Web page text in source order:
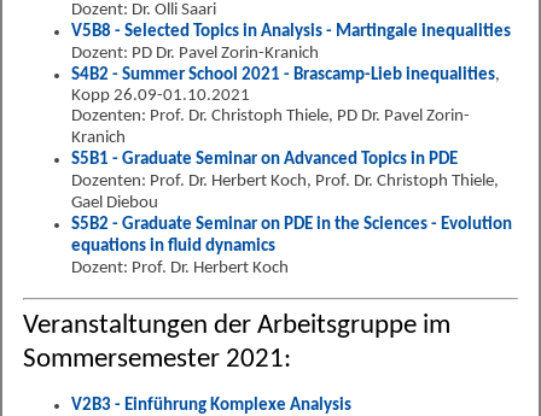
Dozent: Dr. Olli Saari
V5B8 - Selected Topics in Analysis - Martingale inequalities
Dozent: PD Dr. Pavel Zorin-Kranich
S4B2 - Summer School 2021 - Brascamp-Lieb inequalities,
Kopp 26.09-01.10.2021
Dozenten: Prof. Dr. Christoph Thiele, PD Dr. Pavel Zorin-
Kranich
S5B1 - Graduate Seminar on Advanced Topics in PDE
Dozenten: Prof. Dr. Herbert Koch, Prof. Dr. Christoph Thiele,
Gael Diebou
S5B2 - Graduate Seminar on PDE in the Sciences - Evolution
equations in fluid dynamics
Dozent: Prof. Dr. Herbert Koch
Veranstaltungen der Arbeitsgruppe im
Sommersemester 2021:
V2B3 - Einführung Komplexe Analysis